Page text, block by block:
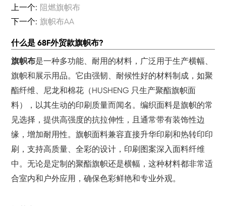
上一个: 阻燃旗帜布
下一个: 旗帜布AA
什么是 68F外贸款旗帜布?
旗帜布是一种多功能、耐用的材料，广泛用于生产横幅、
旗帜和展示用品。它由强韧、耐候性好的材料制成，如聚
酯纤维、尼龙和棉花（HUSHENG 只生产聚酯旗帜面
料），以其生动的印刷质量而闻名。编织面料是旗帜的常
见选择，提供高强度的抗拉伸性，且通常带有装饰性边
缘，增加耐用性。旗帜面料兼容直接升华印刷和热转印印
刷，支持高质量、全彩的设计，印刷图案深入面料纤维
中。无论是定制的聚酯旗帜还是横幅，这种材料都非常适
合室内和户外应用，确保色彩鲜艳和专业外观。